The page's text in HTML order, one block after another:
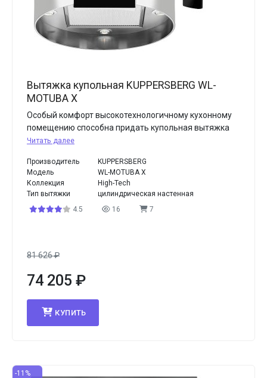
Вытяжка купольная KUPPERSBERG WL-
MOTUBA X
Особый комфорт высокотехнологичному кухонному
помещению способна придать купольная вытяжка
Читать далее
Производитель
KUPPERSBERG
Модель
WL-MOTUBA X
Коллекция
High-Tech
Тип вытяжки
цилиндрическая настенная
4.5
16 7
81 626₽
74 205 ₽
КУПИТЬ
-11%